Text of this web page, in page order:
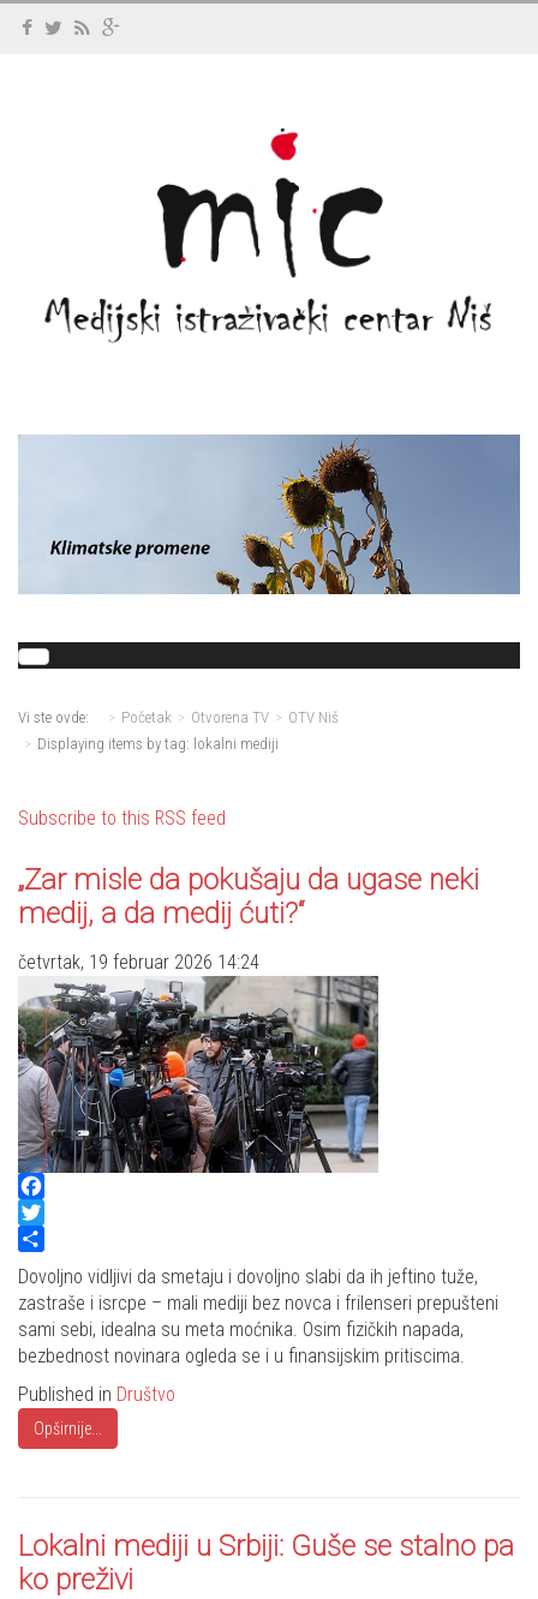
Vi ste ovde: Početak Otvorena TV
OTV Niš
Displaying items by tag: lokalni mediji
Subscribe to this RSS feed
„Zar misle da pokušaju da ugase neki
medij, a da medij ćuti?“
četvrtak, 19 februar 2026 14:24
Facebook
Twitter
Share
Dovoljno vidljivi da smetaju i dovoljno slabi da ih jeftino tuže,
zastraše i isrcpe – mali mediji bez novca i frilenseri prepušteni
sami sebi, idealna su meta moćnika. Osim fizičkih napada,
bezbednost novinara ogleda se i u finansijskim pritiscima.
Published in Društvo
Opširnije...
Lokalni mediji u Srbiji: Guše se stalno pa
ko preživi